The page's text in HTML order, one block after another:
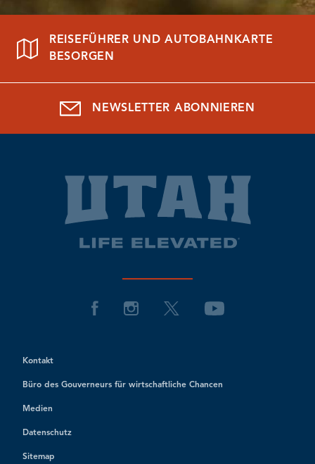
REISEFÜHRER UND AUTOBAHNKARTE
BESORGEN
NEWSLETTER ABONNIEREN
Kontakt
Büro des Gouverneurs für wirtschaftliche Chancen
Medien
Datenschutz
Sitemap